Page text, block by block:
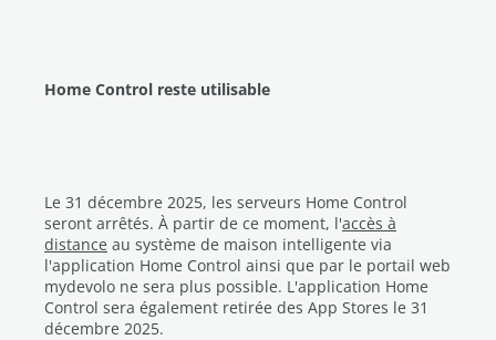
Home Control reste utilisable
Le 31 décembre 2025, les serveurs Home Control
seront arrêtés. À partir de ce moment, l'accès à
distance au système de maison intelligente via
l'application Home Control ainsi que par le portail web
mydevolo ne sera plus possible. L'application Home
Control sera également retirée des App Stores le 31
décembre 2025.